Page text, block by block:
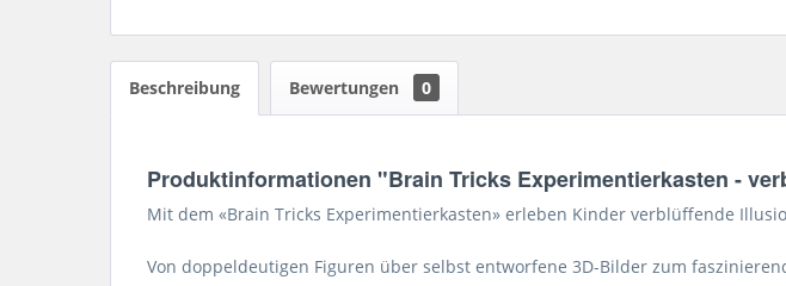
Beschreibung Bewertungen 0
Produktinformationen "Brain Tricks Experimentierkasten -
Mit dem «Brain Tricks Experimentierkasten» erleben Kinder verblüffende
Von doppeldeutigen Figuren über selbst entworfene 3D-Bilder zum